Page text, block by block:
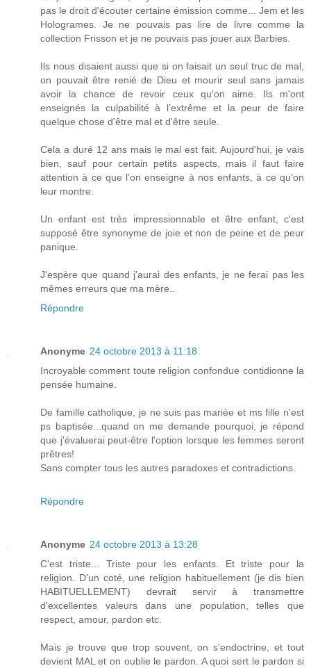
pas le droit d'écouter certaine émission comme... Jem et les
Hologrames. Je ne pouvais pas lire de livre comme la
collection Frisson et je ne pouvais pas jouer aux Barbies.
Ils nous disaient aussi que si on faisait un seul truc de mal,
on pouvait être renié de Dieu et mourir seul sans jamais
avoir la chance de revoir ceux qu'on aime. Ils m'ont
enseignés la culpabilité à l’extrême et la peur de faire
quelque chose d'être mal et d'être seule.
Cela a duré 12 ans mais le mal est fait. Aujourd'hui, je vais
bien, sauf pour certain petits aspects, mais il faut faire
attention à ce que l'on enseigne à nos enfants, à ce qu'on
leur montre.
Un enfant est très impressionnable et être enfant, c'est
supposé être synonyme de joie et non de peine et de peur
panique.
J'espère que quand j'aurai des enfants, je ne ferai pas les
mêmes erreurs que ma mère..
Répondre
Anonyme 24 octobre 2013 à 11:18
Incroyable comment toute religion confondue contidionne la
pensée humaine.
De famille catholique, je ne suis pas mariée et ms fille n'est
ps baptisée...quand on me demande pourquoi, je répond
que j'évaluerai peut-être l'option lorsque les femmes seront
prêtres!
Sans compter tous les autres paradoxes et contradictions.
Répondre
Anonyme 24 octobre 2013 à 13:28
C'est triste... Triste pour les enfants. Et triste pour la
religion. D'un coté, une religion habituellement (je dis bien
HABITUELLEMENT) devrait servir à transmettre
d'excellentes valeurs dans une population, telles que
respect, amour, pardon etc.
Mais je trouve que trop souvent, on s'endoctrine, et tout
devient MAL et on oublie le pardon. A quoi sert le pardon si